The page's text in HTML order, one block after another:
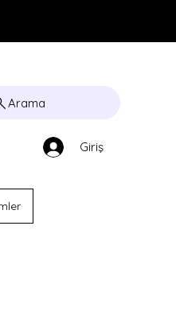
Arama
Giriş